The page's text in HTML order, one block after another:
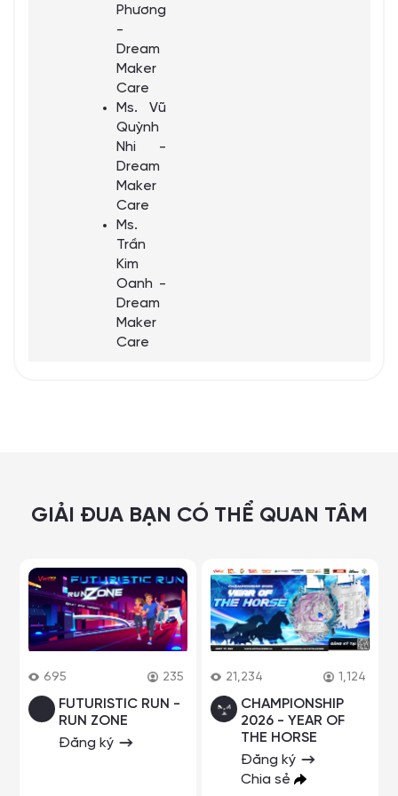
Phương
-
Dream
Maker
Care
Ms. Vũ
Quỳnh
Nhi -
Dream
Maker
Care
Ms.
Trần
Kim
Oanh -
Dream
Maker
Care
GIẢI ĐUA BẠN CÓ THỂ QUAN TÂM
695 235
FUTURISTIC RUN -
RUN ZONE
Đăng ký
21,234 1,124
CHAMPIONSHIP
2026 - YEAR OF
THE HORSE
Đăng ký
Chia sẻ